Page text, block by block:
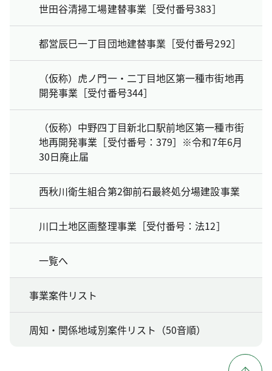
世田谷清掃工場建替事業［受付番号383］
都営辰巳一丁目団地建替事業［受付番号292］
（仮称）虎ノ門一・二丁目地区第一種市街地再
開発事業［受付番号344］
（仮称）中野四丁目新北口駅前地区第一種市街
地再開発事業［受付番号：379］※令和7年6月
30日廃止届
西秋川衛生組合第2御前石最終処分場建設事業
川口土地区画整理事業［受付番号：法12］
一覧へ
事業案件リスト
周知・関係地域別案件リスト（50音順）